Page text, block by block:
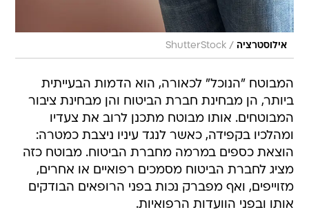
אילוסטרציה /
ShutterStock
המבוטח "הנוכל" לכאורה, הוא הדמות הבעייתית
ביותר, הן מבחינת חברת הביטוח והן מבחינת ציבור
המבוטחים. אותו מבוטח מתכנן לרוב את צעדיו
ומהלכיו בקפידה, כאשר לנגד עיניו ניצבת כמטרה:
הוצאת כספים במרמה מחברת הביטוח. מבוטח כזה
מציג לחברת הביטוח מסמכים רפואיים או אחרים,
מזוייפים, ואף מפברק נכות בפני הרופאים הבודקים
אותו ובפני הוועדות הרפואיות.